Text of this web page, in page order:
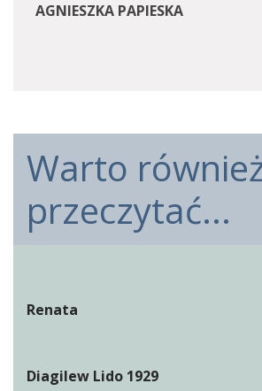
AGNIESZKA PAPIESKA
Warto
przeczytać...
Renata
Diagilew Lido 1929